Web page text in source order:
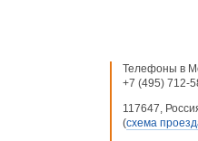
Телефоны в
+7 (495) 712-
117647,
(схема